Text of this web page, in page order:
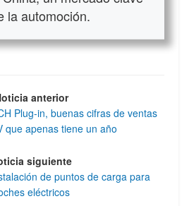
la automoción.
anterior
Plug-in, buenas cifras de ventas
que apenas tiene un año
siguiente
de puntos de carga para
eléctricos